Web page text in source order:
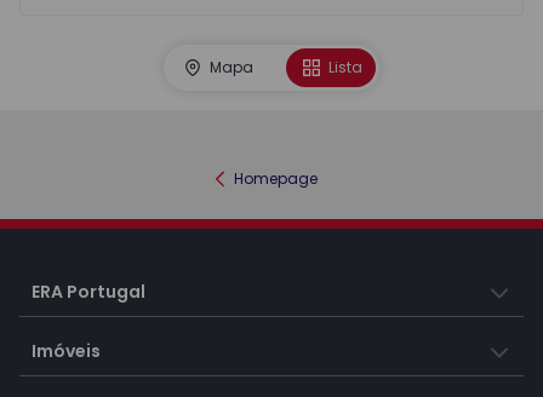
Mapa Lista
Homepage
ERA Portugal
Imóveis